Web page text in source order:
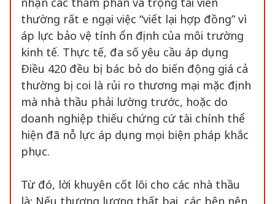
thường rất e ngại việc “viết lại hợp đồng” vì
áp lực bảo vệ tính ổn định của môi trường
kinh tế. Thực tế, đa số yêu cầu áp dụng
Điều 420 đều bị bác bỏ do biến động giá cả
thường bị coi là rủi ro thương mại mặc định
mà nhà thầu phải lường trước, hoặc do
doanh nghiệp thiếu chứng cứ tài chính thể
hiện đã nỗ lực áp dụng mọi biện pháp khắc
phục.
Từ đó, lời khuyên cốt lõi cho các nhà thầu
là: Nếu thương lượng thất bại, các bên nên